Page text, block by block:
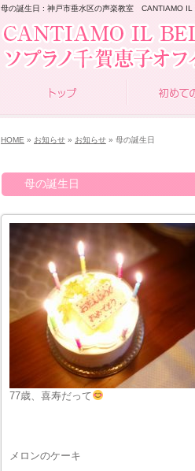
母の誕生日 : 神戸市垂水区の声楽教室 CANTIAMO IL
HOME » お知らせ » お知らせ » 母の誕生日
母の誕生日
77歳、喜寿だって
メロンのケーキ